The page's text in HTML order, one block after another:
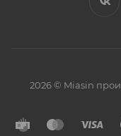
2026 © Miasin